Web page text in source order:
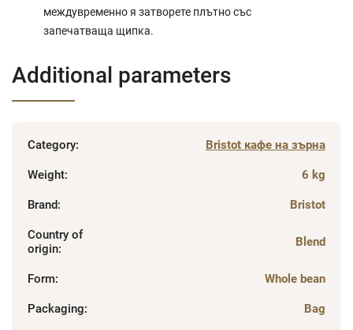
междувременно я затворете плътно със
запечатваща щипка.
Additional parameters
Category: Bristot кафе на зърна
Weight: 6 kg
Brand: Bristot
Country of
origin: Blend
Form: Whole bean
Packaging: Bag